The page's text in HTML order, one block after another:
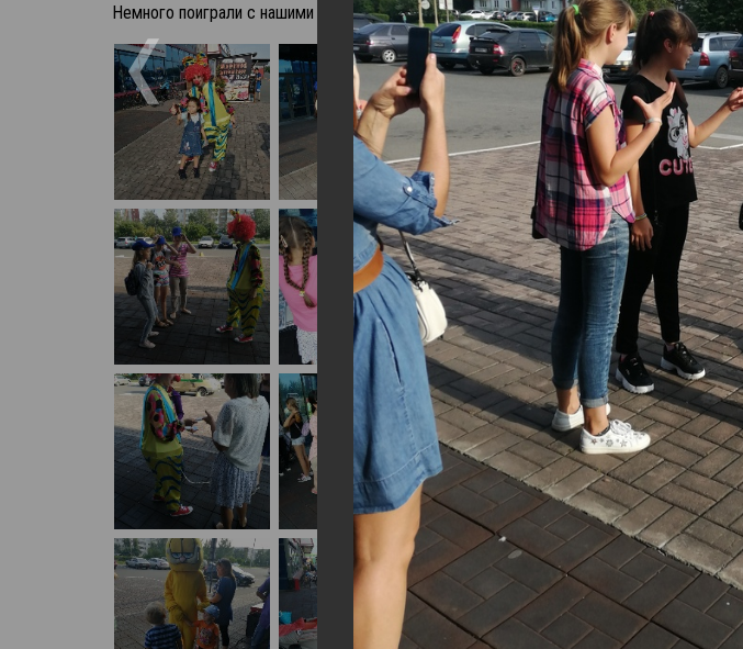
Немного поиграли с нашими маленькими посетителями, подарили им радостные